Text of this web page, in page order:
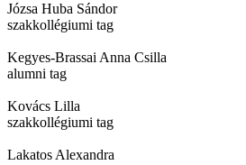
Józsa Huba Sándor
szakkollégiumi tag
Kegyes-Brassai Anna Csilla
alumni tag
Kovács Lilla
szakkollégiumi tag
Lakatos Alexandra